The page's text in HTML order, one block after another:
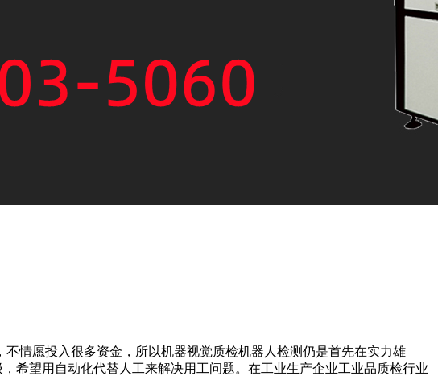
情愿投入很多资金，所以机器视觉质检机器人检测仍是首先在实力雄
望用自动化代替人工来解决用工问题。在工业生产企业工业品质检行业